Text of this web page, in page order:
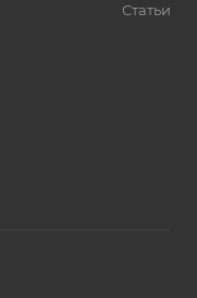
Статьи